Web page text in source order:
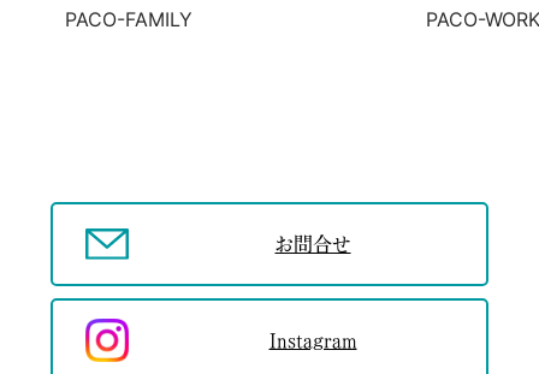
PACO-FAMILY PACO-
お問合せ
Instagram